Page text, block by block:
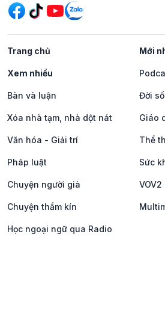
Trang chủ Mới
Xem nhiều
Bàn và luận Đời
Xóa nhà tạm, nhà dột nát Giáo
Văn hóa - Giải trí Thể
Pháp luật Sức
Chuyện người già VOV2
Chuyện thầm kín
Học ngoại ngữ qua Radio